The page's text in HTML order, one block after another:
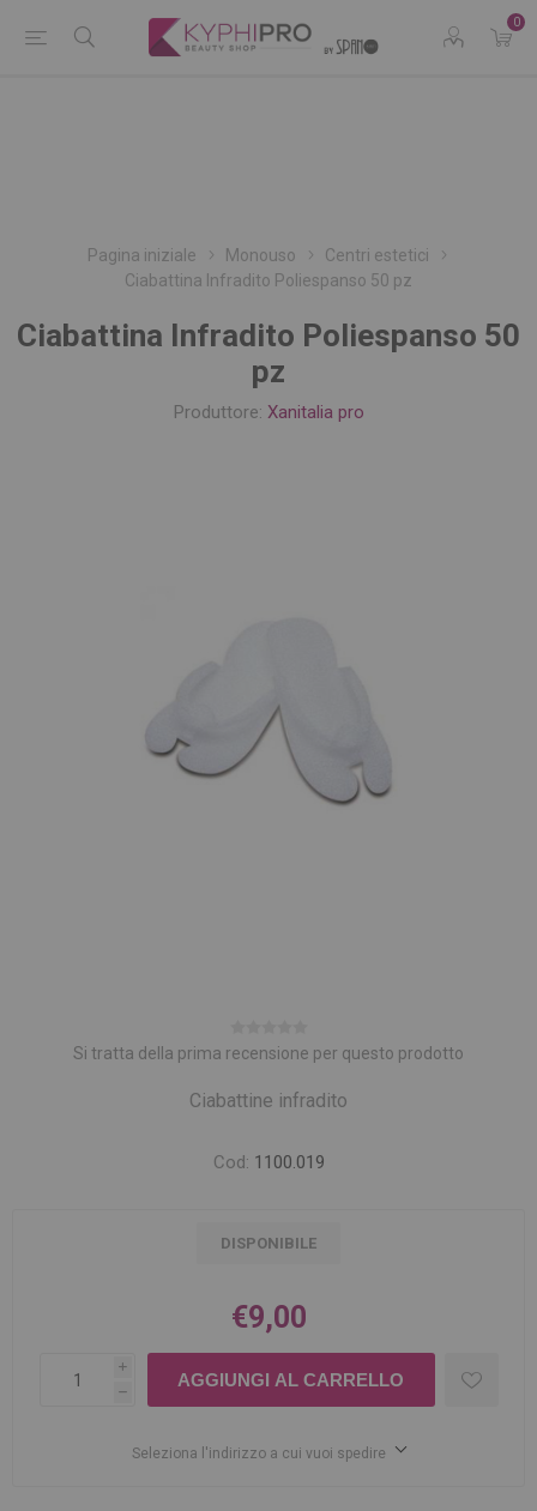
0
Pagina iniziale Monouso
Centri estetici
Ciabattina Infradito Poliespanso 50 pz
Ciabattina Infradito Poliespanso 50
pz
Produttore: Xanitalia pro
Si tratta della prima recensione per questo prodotto
Ciabattine infradito
Cod: 1100.019
DISPONIBILE
€9,00
i
h
Seleziona l'indirizzo a cui vuoi spedire